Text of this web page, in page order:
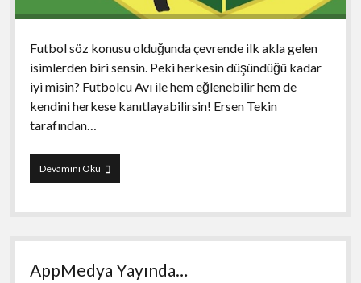
Futbol söz konusu olduğunda çevrende ilk akla gelen
isimlerden biri sensin. Peki herkesin düşündüğü kadar
iyi misin? Futbolcu Avı ile hem eğlenebilir hem de
kendini herkese kanıtlayabilirsin! Ersen Tekin
tarafından…
Devamını OkuFutbolcu
Avı
AppMedya Yayında…